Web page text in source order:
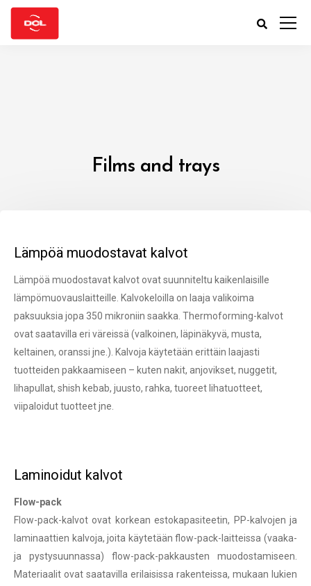
Films and trays
Lämpöä muodostavat kalvot
Lämpöä muodostavat kalvot ovat suunniteltu kaikenlaisille
lämpömuovauslaitteille. Kalvokeloilla on laaja valikoima
paksuuksia jopa 350 mikroniin saakka. Thermoforming-kalvot
ovat saatavilla eri väreissä (valkoinen, läpinäkyvä, musta,
keltainen, oranssi jne.). Kalvoja käytetään erittäin laajasti
tuotteiden pakkaamiseen – kuten nakit, anjovikset, nuggetit,
lihapullat, shish kebab, juusto, rahka, tuoreet lihatuotteet,
viipaloidut tuotteet jne.
Laminoidut kalvot
Flow-pack
Flow-pack-kalvot ovat korkean estokapasiteetin, PP-kalvojen ja
laminaattien kalvoja, joita käytetään flow-pack-laitteissa (vaaka-
ja pystysuunnassa) flow-pack-pakkausten muodostamiseen.
Materiaalit ovat saatavilla erilaisissa rakenteissa, mukaan lukien